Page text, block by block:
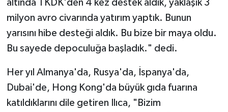
altında TKDK'den 4 kez destek aldık, yaklaşık 3
milyon avro civarında yatırım yaptık. Bunun
yarısını hibe desteği aldık. Bu bize bir maya oldu.
Bu sayede depoculuğa başladık." dedi.
Her yıl Almanya'da, Rusya'da, İspanya'da,
Dubai'de, Hong Kong'da büyük gıda fuarına
katıldıklarını dile getiren Ilıca, "Bizim